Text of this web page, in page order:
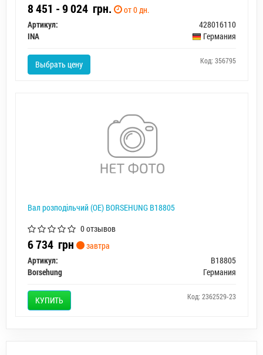
8 451 - 9 024 грн.
от 0 дн.
Артикул:
428016110
INA
Германия
Выбрать цену Код: 356795
Вал розподільчий (OE) BORSEHUNG B18805
0 отзывов
6 734 грн
завтра
Артикул:
B18805
Borsehung
Германия
КУПИТЬ Код: 2362529-23